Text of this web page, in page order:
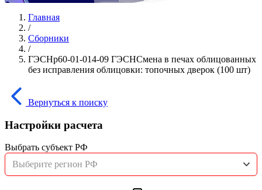
Главная
/
Сборники
/
ГЭСНр60-01-014-09 ГЭСНСмена в печах облицованных
без исправления облицовки: топочных дверок (100 шт)
Вернуться к поиску
Настройки расчета
Выбрать субъект РФ
Выберите регион РФ